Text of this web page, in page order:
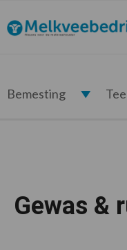
de
hoofdnavigatie
de
hoofd
de
voettekst
Melkveebedrijf.nl
Bemesting
Gewas &